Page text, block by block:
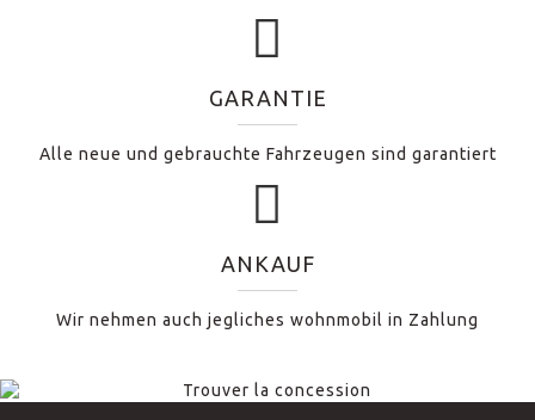
GARANTIE
Alle neue und gebrauchte Fahrzeugen sind garantiert
ANKAUF
Wir nehmen auch jegliches wohnmobil in Zahlung